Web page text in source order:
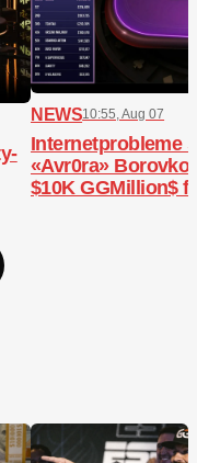
NEWS10:55, Aug 07
Internetprobleme
«Avr0ra»
$10K GGMillion$